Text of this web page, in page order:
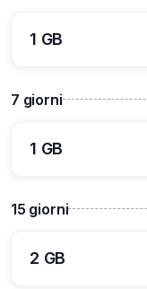
1 GB
7 giorni
1 GB
15 giorni
2 GB